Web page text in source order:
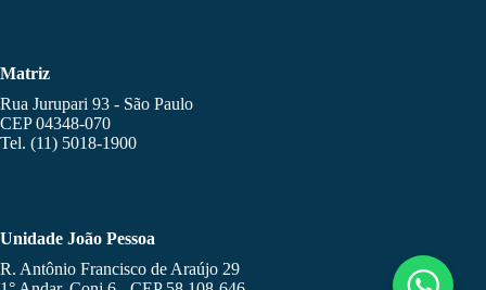
Matriz
Rua Jurupari 93 - São Paulo
CEP 04348-070
Tel. (11) 5018-1900
Unidade João Pessoa
R. Antônio Francisco de Araújo 29